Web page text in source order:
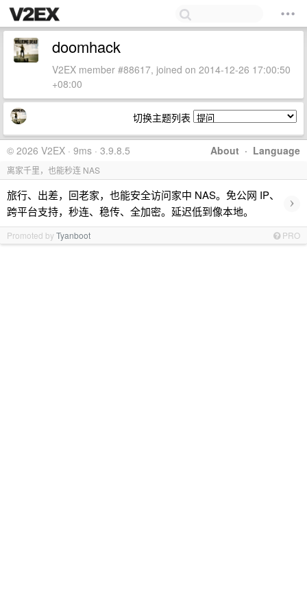
doomhack
V2EX member #88617, joined on 2014-12-26 17:00:50
+08:00
切换主题列表
About · Language
© 2026 V2EX · 9ms · 3.9.8.5
离家千里，也能秒连 NAS
旅行、出差，回老家，也能安全访问家中 NAS。免公网 IP、
跨平台支持，秒连、稳传、全加密。延迟低到像本地。
›
Promoted byTyanboot PRO